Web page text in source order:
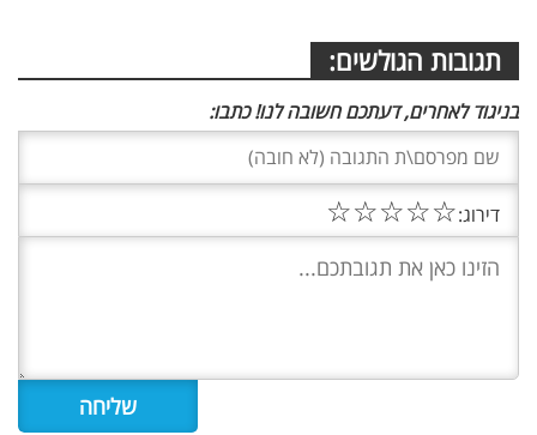
תגובות הגולשים:
בניגוד לאחרים, דעתכם חשובה לנו! כתבו:
דירוג:☆
☆
☆
☆
☆